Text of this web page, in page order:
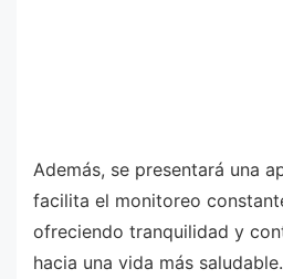
Además, se presentará una
facilita el monitoreo
ofreciendo tranquilidad y
hacia una vida más saludable.